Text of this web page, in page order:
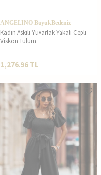
ANGELINO BuyukBedeniz
Kadın Askılı Yuvarlak Yakalı Cepli
Viskon Tulum
1,276.96 TL